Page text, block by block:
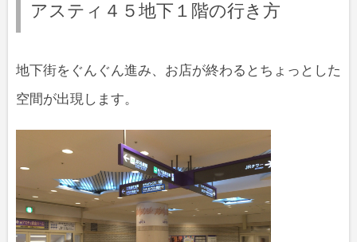
アスティ４５地下１階の行き方
地下街をぐんぐん進み、お店が終わるとちょっとした
空間が出現します。